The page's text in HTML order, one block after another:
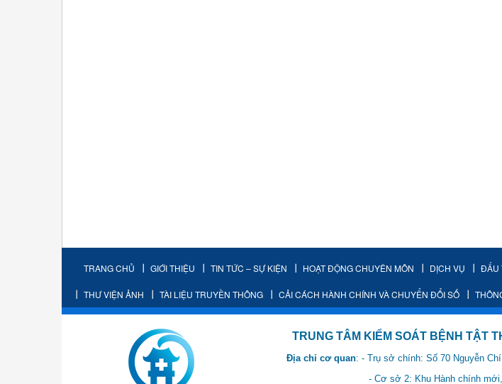
TRANG CHỦ GIỚI THIỆU TIN TỨC – SỰ KIỆN HOẠT ĐỘNG CHUYÊN MÔN DỊCH VỤ ĐẤU
THƯ VIỆN ẢNH TÀI LIỆU TRUYỀN THÔNG CẢI CÁCH HÀNH CHÍNH VÀ CHUYỂN ĐỔI SỐ
TRUNG TÂM KIỂM SOÁT BỆNH TẬT
Địa chỉ cơ quan: - Trụ sở chính: Số 70 Nguyễn
- Cơ sở 2: Khu Hành chính mới, phường Hà